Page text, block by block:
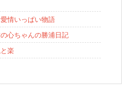
情いっぱい物語
心ちゃんの勝浦日記
楽